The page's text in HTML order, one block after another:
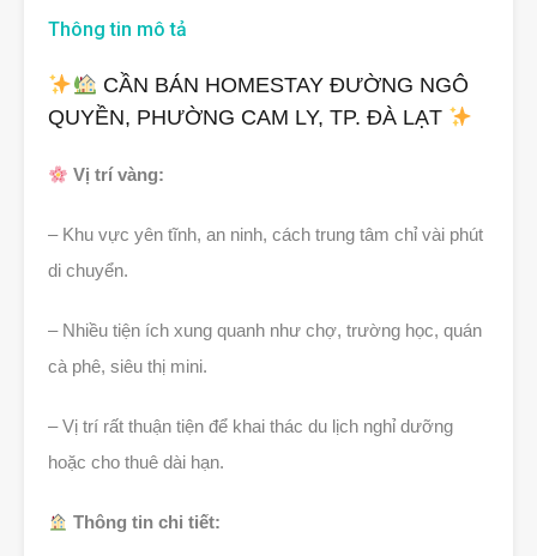
Thông tin mô tả
CẦN BÁN HOMESTAY ĐƯỜNG NGÔ
QUYỀN, PHƯỜNG CAM LY, TP. ĐÀ LẠT
Vị trí vàng:
– Khu vực yên tĩnh, an ninh, cách trung tâm chỉ vài phút
di chuyển.
– Nhiều tiện ích xung quanh như chợ, trường học, quán
cà phê, siêu thị mini.
– Vị trí rất thuận tiện để khai thác du lịch nghỉ dưỡng
hoặc cho thuê dài hạn.
Thông tin chi tiết: